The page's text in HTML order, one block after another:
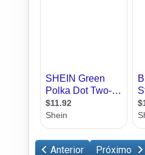
Anterior Próximo